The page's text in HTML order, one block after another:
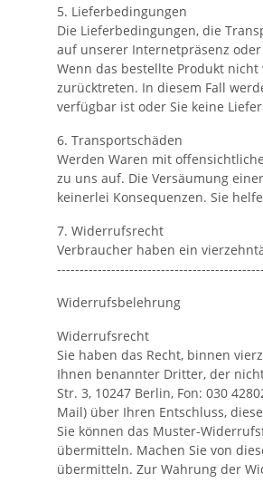
5. Lieferbedingungen
Die Lieferbedingungen, die
auf unserer Internetpräsenz
Wenn das bestellte Produkt
zurücktreten. In diesem Fall
verfügbar ist oder Sie keine
6. Transportschäden
Werden Waren mit
zu uns auf. Die Versäumung
keinerlei Konsequenzen. Sie
7. Widerrufsrecht
Verbraucher haben ein
Widerrufsbelehrung
Widerrufsrecht
Sie haben das Recht, binnen
Ihnen benannter Dritter, der
Str. 3, 10247 Berlin, Fon: 030
Mail) über Ihren Entschluss,
Sie können das Muster-
übermitteln. Machen Sie von
übermitteln. Zur Wahrung der